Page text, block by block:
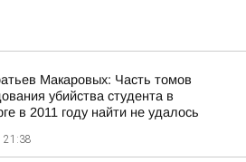
Макаровых: Часть томов
убийства студента в
в 2011 году найти не удалось
21:38